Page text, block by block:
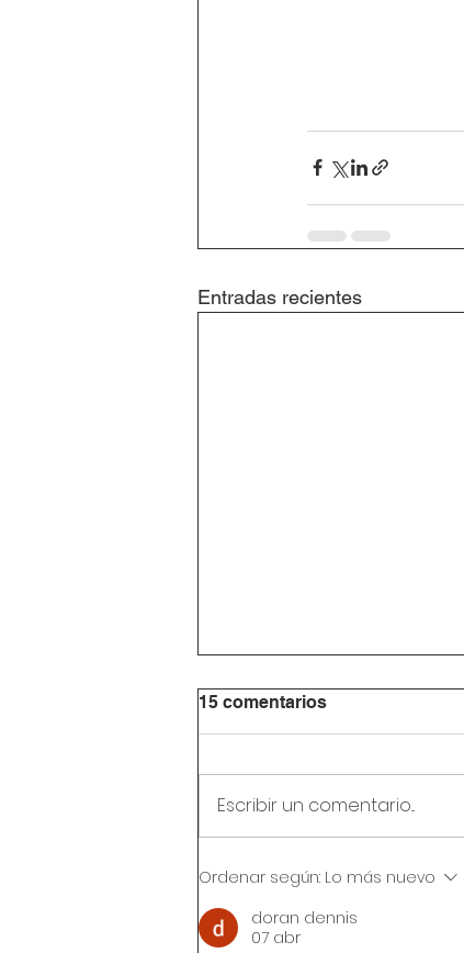
Entradas recientes
Circular Rectoral #32:
Reunión de padres de
familia 24 de julio de 2026
15 comentarios
Escribir un comentario...
Ordenar según: Lo más nuevo
doran dennis
07 abr